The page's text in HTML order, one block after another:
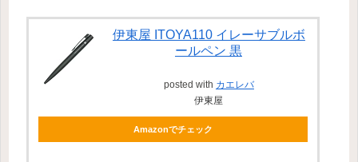
伊東屋 ITOYA110 イレーサブルボ
ールペン 黒
posted with カエレバ
伊東屋
Amazonでチェック